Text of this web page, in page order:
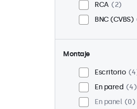
RCA
2
BNC (CVBS)
Montaje
Escritorio
4
En pared
4
En panel
0